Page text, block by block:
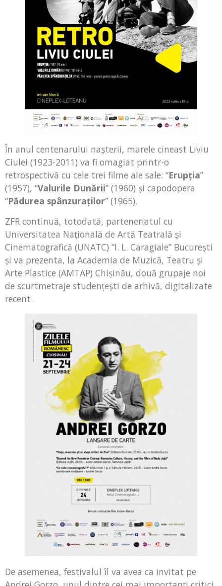
În anul centenarului naşterii, marele cineast Liviu
Ciulei (1923-2011) va fi omagiat printr-o
retrospectivă cu cele trei filme ale sale: “Erupţia”
(1957), “Valurile Dunării” (1960) şi capodopera
“Pădurea spânzuraţilor” (1965).
ZFR continuă, totodată, parteneriatul cu
Universitatea Naţională de Artă Teatrală şi
Cinematografică (UNATC) “I. L. Caragiale” Bucureşti
şi va prezenta, la Academia de Muzică, Teatru și
Arte Plastice (AMTAP) Chişinău, două grupaje noi
de scurtmetraje studenţeşti de arhivă, digitalizate
recent.
De asemenea, festivalul îl va avea ca invitat pe